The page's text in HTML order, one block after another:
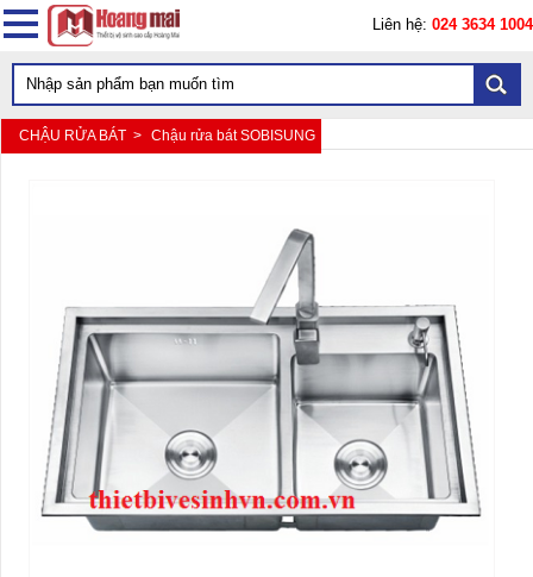
Liên hệ: 024 3634 1004
CHẬU RỬA BÁT > Chậu rửa bát SOBISUNG